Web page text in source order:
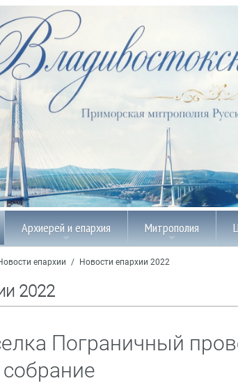
Архиерей и епархия Митрополия
епархии / Новости епархии 2022
2022
Пограничный